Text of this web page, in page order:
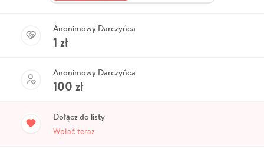
Anonimowy Darczyńca
1 zł
Anonimowy Darczyńca
100 zł
Dołącz do listy
Wpłać teraz